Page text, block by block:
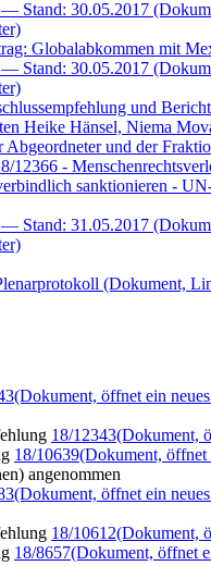
Stand: 30.05.2017
Globalabkommen mit
Stand: 30.05.2017
und
Heike Hänsel, Niema
Abgeordneter und der
12366 -
sanktionieren -
Stand: 31.05.2017
(Dokument,
(Dokument, öffnet ein
18/12343(Dokument,
18/10639(Dokument, öffnet
angenommen
(Dokument, öffnet ein
18/10612(Dokument,
18/8657(Dokument, öffnet